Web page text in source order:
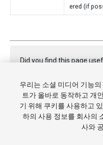
ered (if
Did you find this page
Report a problem on this
우리는 소셜 미디어 기능
트가 올바로 동작하고 개
기 위해 쿠키를 사용하고
하의 사용 정보를 회사의
사와